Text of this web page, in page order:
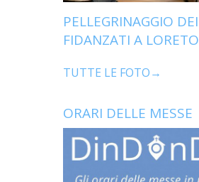
PELLEGRINAGGIO DEI
FIDANZATI A LORETO
TUTTE LE FOTO→
ORARI DELLE MESSE